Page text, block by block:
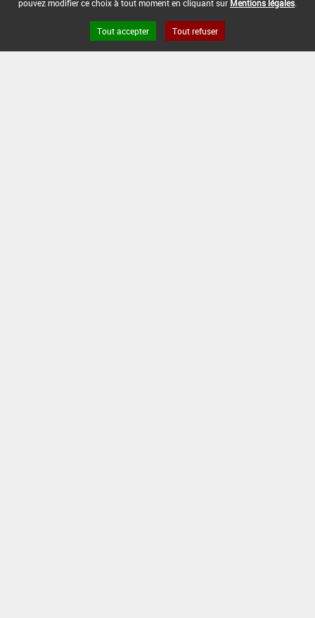
DOSE MAX
NOMBRE MAX
D'APPLICATION
DÉLAIS AVANT
RÉCOLTE
pouvez modifier ce choix à tout moment en cliquant sur Mentions légales
Tout accepter Tout refuser